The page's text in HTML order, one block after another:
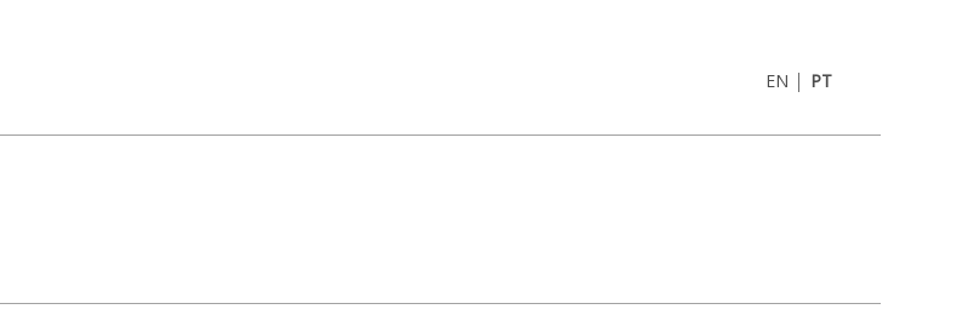
EN | PT